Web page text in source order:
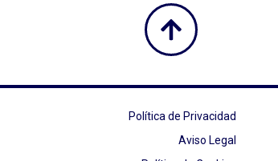
Política de Privacidad
Aviso Legal